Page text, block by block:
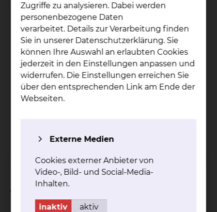
Anmeldung PET-CT
Fax: +49 531 595 2786
Weitere Informationen
Zugriffe zu analysieren. Dabei werden
personenbezogene Daten
verarbeitet. Details zur Verarbeitung finden
Sie in unserer Datenschutzerklärung. Sie
können Ihre Auswahl an erlaubten Cookies
jederzeit in den Einstellungen anpassen und
widerrufen. Die Einstellungen erreichen Sie
über den entsprechenden Link am Ende der
Webseiten.
Externe Medien
Cookies externer Anbieter von
Video-, Bild- und Social-Media-
Inhalten.
inaktiv aktiv